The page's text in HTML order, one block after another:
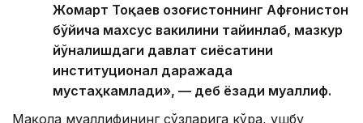
Жомарт Тоқаев Қозоғистоннинг Афғонистон
бўйича махсус вакилини тайинлаб, мазкур
йўналишдаги давлат сиёсатини
институционал даражада
мустаҳкамлади», — деб ёзади муаллиф.
Мақола муаллифининг сўзларига кўра, ушбу